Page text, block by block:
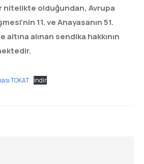
nitelikte olduğundan, Avrupa
11. ve Anayasanın 51.
alınan sendika hakkının
TOKAT İndir